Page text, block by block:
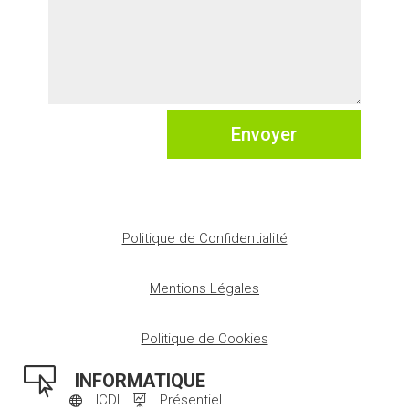
Envoyer
Politique de Confidentialité
Mentions Légales
Politique de Cookies
 INFORMATIQUE
 ICDL  Présentiel